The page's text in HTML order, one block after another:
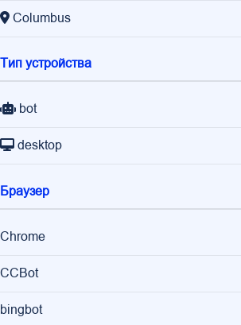
Columbus
Тип устройства
bot
desktop
Браузер
Chrome
CCBot
bingbot